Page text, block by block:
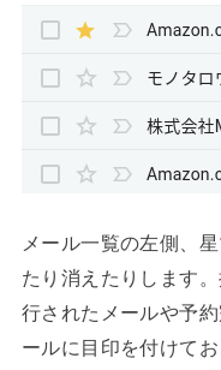
メール一覧の左側、
たり消えたりします
行されたメールや予
ールに目印を付けてお